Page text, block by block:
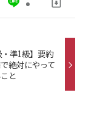
・準1級】要約
絶対にやって
と